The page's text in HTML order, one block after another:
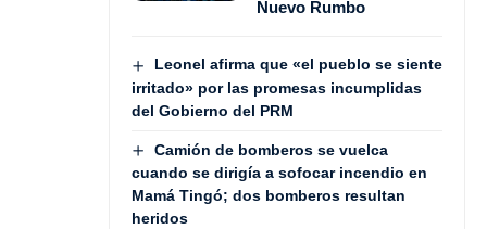
Nuevo Rumbo
Leonel afirma que «el pueblo se siente
irritado» por las promesas incumplidas
del Gobierno del PRM
Camión de bomberos se vuelca
cuando se dirigía a sofocar incendio en
Mamá Tingó; dos bomberos resultan
heridos